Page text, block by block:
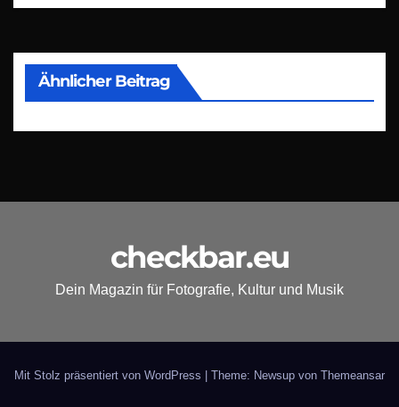
Ähnlicher Beitrag
checkbar.eu
Dein Magazin für Fotografie, Kultur und Musik
Mit Stolz präsentiert von WordPress | Theme: Newsup von Themeansar